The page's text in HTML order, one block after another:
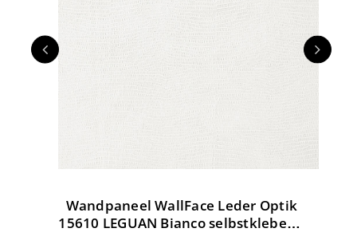
Wandpaneel WallFace Leder Optik
15610 LEGUAN Bianco selbstklebend